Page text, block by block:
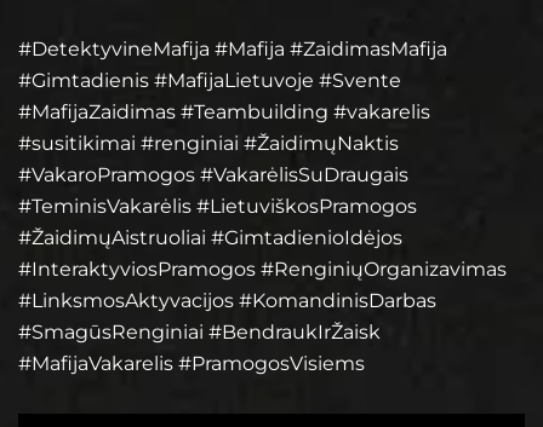
#DetektyvineMafija #Mafija #ZaidimasMafija
#Gimtadienis #MafijaLietuvoje #Svente
#MafijaZaidimas #Teambuilding #vakarelis
#susitikimai #renginiai #ŽaidimųNaktis
#VakaroPramogos #VakarėlisSuDraugais
#TeminisVakarėlis #LietuviškosPramogos
#ŽaidimųAistruoliai #GimtadienioIdėjos
#InteraktyviosPramogos #RenginiųOrganizavimas
#LinksmosAktyvacijos #KomandinisDarbas
#SmagūsRenginiai #BendraukIrŽaisk
#MafijaVakarelis #PramogosVisiems